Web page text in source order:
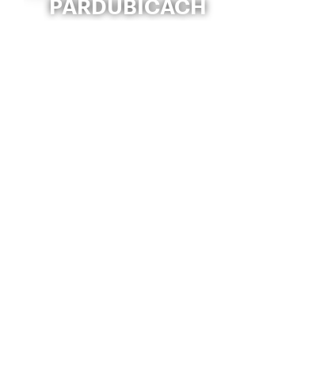
PARDUBICACH